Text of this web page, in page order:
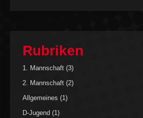
Rubriken
1. Mannschaft (3)
2. Mannschaft (2)
Allgemeines (1)
D-Jugend (1)